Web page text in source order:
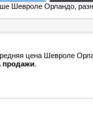
Шевроле Орландо,
цена Шевроле
продажи.